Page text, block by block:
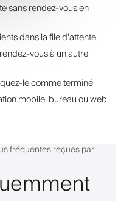
sans rendez-vous en
dans la file d'attente
vous à un autre
le comme terminé
mobile, bureau ou web
fréquentes reçues par